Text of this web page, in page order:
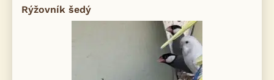
Rýžovník šedý